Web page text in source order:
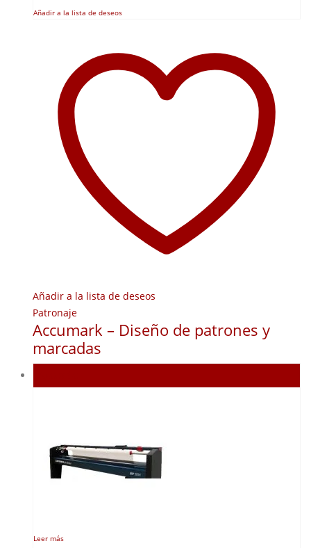
Añadir a la lista de deseos
Añadir a la lista de deseos
Patronaje
Accumark – Diseño de patrones y
marcadas
Leer más